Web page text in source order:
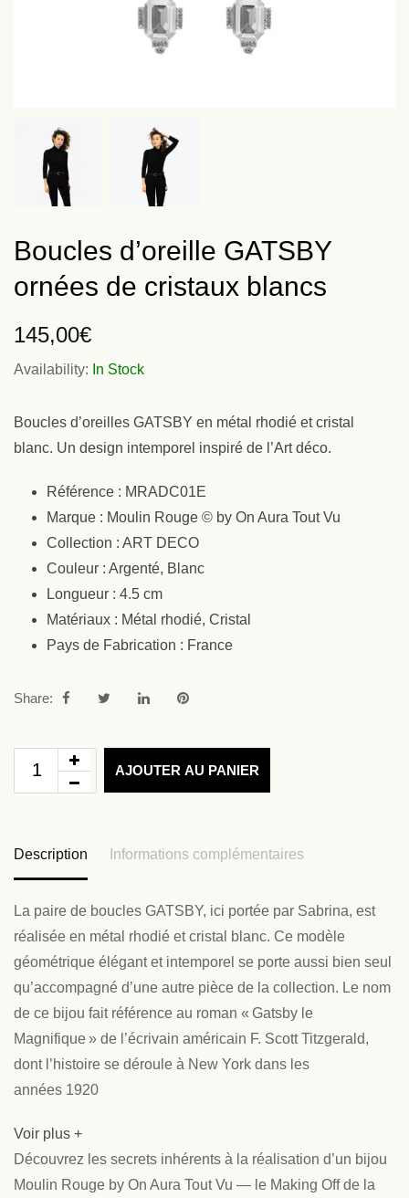
Boucles d’oreille GATSBY
ornées de cristaux blancs
145,00€
Availability: In Stock
Boucles d’oreilles GATSBY en métal rhodié et cristal
blanc. Un design intemporel inspiré de l’Art déco.
Référence : MRADC01E
Marque : Moulin Rouge © by On Aura Tout Vu
Collection : ART DECO
Couleur : Argenté, Blanc
Longueur : 4.5 cm
Matériaux : Métal rhodié, Cristal
Pays de Fabrication : France
Share:
AJOUTER AU PANIER
Description Informations complémentaires
La paire de boucles GATSBY, ici portée par Sabrina, est
réalisée en métal rhodié et cristal blanc. Ce modèle
géométrique élégant et intemporel se porte aussi bien seul
qu’accompagné d’une autre pièce de la collection. Le nom
de ce bijou fait référence au roman « Gatsby le
Magnifique » de l’écrivain américain F. Scott Titzgerald,
dont l’histoire se déroule à New York dans les
années 1920
Voir plus +
Découvrez les secrets inhérents à la réalisation d’un bijou
Moulin Rouge by On Aura Tout Vu — le Making Off de la